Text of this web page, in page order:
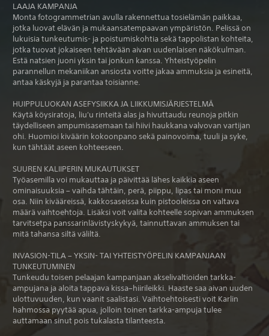
LAAJA KAMPANJA
Monta fotogrammetrian avulla rakennettua tosielämän paikkaa,
jotka luovat elävän ja mukaansatempaavan ympäristön. Pelissä on
lukuisia tunkeutumis- ja poistumiskohtia sekä tappolistan kohteita,
jotka tuovat jokaiseen tehtävään aivan uudenlaisen näkökulman.
Estä natsien juoni yksin tai jonkun kanssa. Yhteistyöpelin
parannellun mekaniikan ansiosta voitte jakaa ammuksia ja esineitä,
antaa käskyjä ja parantaa toisianne.
HUIPPULUOKAN ASEFYSIIKKA JA LIIKKUMISJÄRJESTELMÄ
Käytä köysiratoja, liu'u rinteitä alas ja hivuttaudu reunoja pitkin
täydelliseen ampumisasemaan tai hiivi haukkana valvovan vartijan
ohi. Huomioi kiväärin kokoonpano sekä painovoima, tuuli ja syke,
kun tähtäät aseen kohteeseen.
SUUREN KALIIPERIN MUKAUTUKSET
Työasemilla voi mukauttaa ja päivittää lähes kaikkia aseen
ominaisuuksia – vaihda tähtäin, perä, piippu, lipas tai moni muu
osa. Niin kivääreissä, kakkosaseissa kuin pistooleissa on valtava
määrä vaihtoehtoja. Lisäksi voit valita kohteelle sopivan ammuksen
tarvitsetpa panssarinlävistyskykyä, tainnuttavan ammuksen tai
mitä tahansa siltä väliltä.
INVASION-TILA – YKSIN- TAI YHTEISTYÖPELIN KAMPANJAAN
TUNKEUTUMINEN
Tunkeudu toisen pelaajan kampanjaan akselivaltioiden tarkka-
ampujana ja aloita tappava kissa–hiirileikki. Haaste saa aivan uuden
ulottuvuuden, kun vaanit saalistasi. Vaihtoehtoisesti voit Karlin
hahmossa pyytää apua, jolloin toinen tarkka-ampuja tulee
auttamaan sinut pois tukalasta tilanteesta.